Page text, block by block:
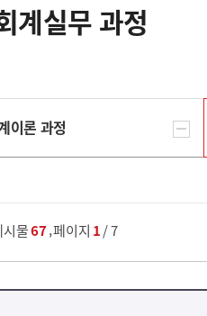
계실무 과정
이론 과정
시물67,페이지 1/ 7